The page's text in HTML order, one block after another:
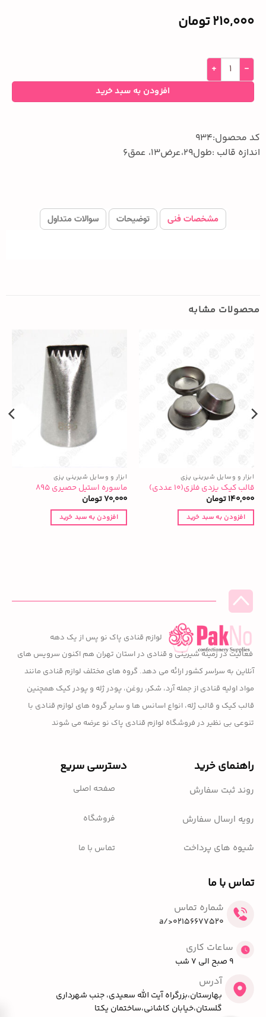
210,000تومان
افزودن به سبد خرید
کد محصول:934
اندازه قالب :طول29،عرض13، عمق6
مشخصات فنی توضیحات سوالات متداول
محصولات مشابه
ابزار و وسایل شیرینی پزی
قالب کیک یزدی فلزی(۱۰ عددی)
140,000تومان
افزودن به سبد خرید
ابزار و وسایل شیرینی پزی
ماسوره استیل حصیری ۸۹۵
70,000تومان
افزودن به سبد خرید
لوازم قنادی پاک نو پس از یک دهه
فعالیت در زمینه شیرینی و قنادی در استان تهران هم اکنون سرویس های
آنلاین به سراسر کشور ارائه می دهد. گروه های مختلف لوازم قنادی مانند
مواد اولیه قنادی از جمله آرد، شکر، روغن، پودر ژله و پودر کیک همچنین
قالب کیک و قالب ژله، انواع اسانس ها و سایر گروه های لوازم قنادی با
تنوعی بی نظیر در فروشگاه لوازم قنادی پاک نو عرضه می شوند
راهنمای خرید
روند ثبت سفارش
رویه ارسال سفارش
شیوه های پرداخت
دسترسی سریع
صفحه اصلی
فروشگاه
تماس با ما
تماس با ما
شماره تماس
02156677520</a
ساعات کاری
9 صبح الی 7 شب
آدرس
بهارستان،بزرگراه آیت الله سعیدی، جنب شهرداری
گلستان،خیابان کاشانی،ساختمان یکتا